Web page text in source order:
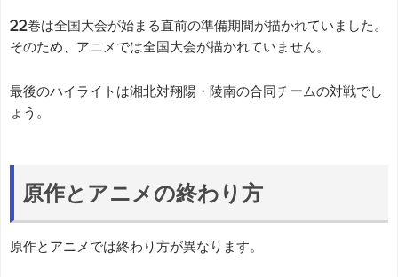
22巻は全国大会が始まる直前の準備期間が描かれていました。
そのため、アニメでは全国大会が描かれていません。
最後のハイライトは湘北対翔陽・陵南の合同チームの対戦でし
ょう。
原作とアニメの終わり方
原作とアニメでは終わり方が異なります。